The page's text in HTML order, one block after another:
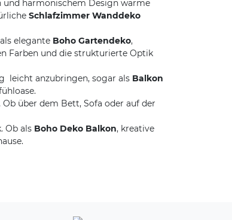
harmonischem Design warme
Schlafzimmer Wanddeko
elegante Boho Gartendeko,
Farben und die strukturierte Optik
 leicht anzubringen, sogar als Balkon
über dem Bett, Sofa oder auf der
Ob als Boho Deko Balkon, kreative